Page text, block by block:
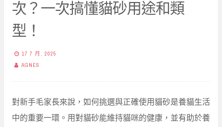
次？一次搞懂貓砂用途和類
型！
17 7 月, 2025
AGNES
對新手毛家長來說，如何挑選與正確使用貓砂是養貓生活
中的重要一環。用對貓砂能維持貓咪的健康，並有助於養